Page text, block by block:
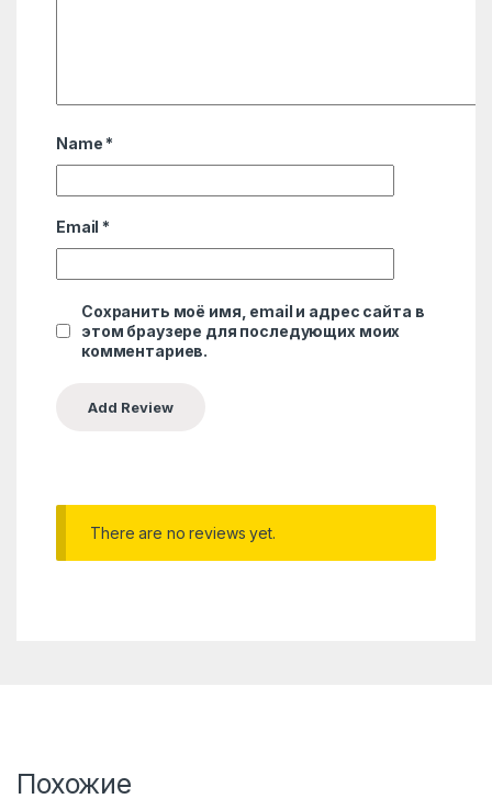
Name *
Email *
Сохранить моё имя, email и адрес сайта в
этом браузере для последующих моих
комментариев.
There are no reviews yet.
Похожие